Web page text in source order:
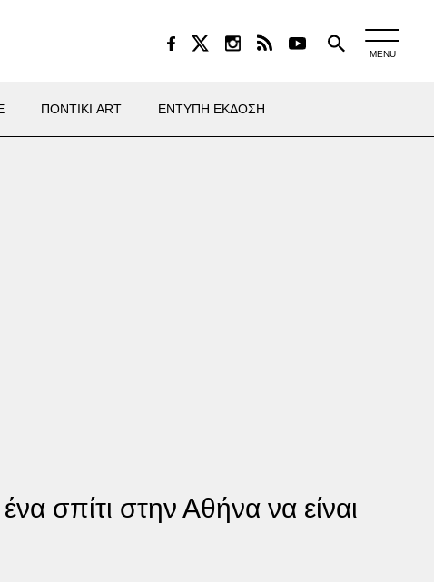
MENU
ΠΟΝΤΙΚΙ ART ΕΝΤΥΠΗ ΕΚΔΟΣΗ
σπίτι στην Αθήνα να είναι